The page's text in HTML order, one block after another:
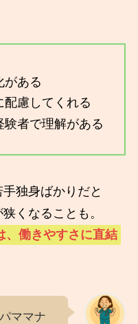
がある
慮してくれる
者で理解がある
独身ばかりだと
くなることも。
、働きやすさに直結
ママナ